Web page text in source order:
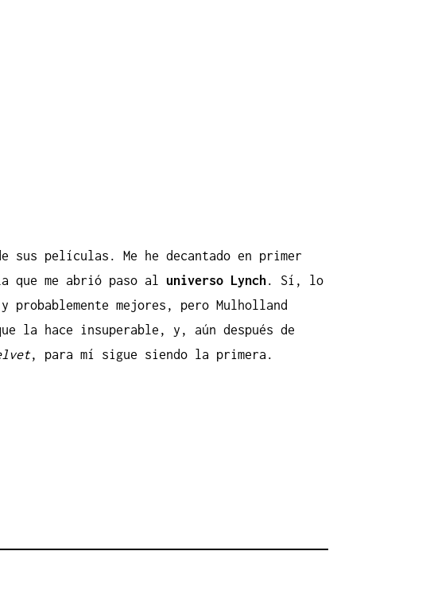
sus películas. Me he decantado en primer
que me abrió paso aluniverso Lynch. Sí, lo
mejores, pero Mulholland
la hace insuperable, y, aún después de
, para mí sigue siendo la primera.